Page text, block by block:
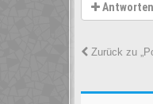
Antworten
Zurück zu